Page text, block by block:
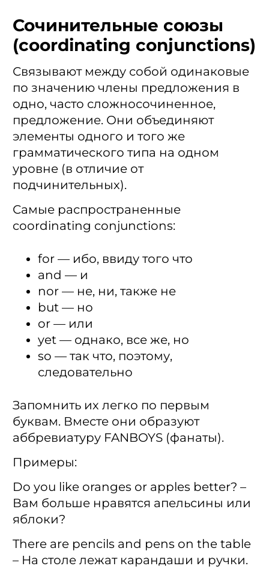
Сочинительные союзы
(coordinating conjunctions)
Связывают между собой одинаковые
по значению члены предложения в
одно, часто сложносочиненное,
предложение. Они объединяют
элементы одного и того же
грамматического типа на одном
уровне (в отличие от
подчинительных).
Самые распространенные
coordinating conjunctions:
for — ибо, ввиду того что
and — и
nor — не, ни, также не
but — но
or — или
yet — однако, все же, но
so — так что, поэтому,
следовательно
Запомнить их легко по первым
буквам. Вместе они образуют
аббревиатуру FANBOYS (фанаты).
Примеры:
Do you like oranges or apples better? –
Вам больше нравятся апельсины или
яблоки?
There are pencils and pens on the table
– На столе лежат карандаши и ручки.